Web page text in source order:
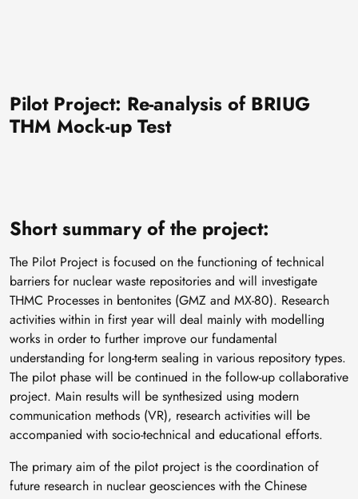
Pilot Project: Re-analysis of BRIUG
THM Mock-up Test
Short summary of the project:
The Pilot Project is focused on the functioning of technical
barriers for nuclear waste repositories and will investigate
THMC Processes in bentonites (GMZ and MX-80). Research
activities within in first year will deal mainly with modelling
works in order to further improve our fundamental
understanding for long-term sealing in various repository types.
The pilot phase will be continued in the follow-up collaborative
project. Main results will be synthesized using modern
communication methods (VR), research activities will be
accompanied with socio-technical and educational efforts.
The primary aim of the pilot project is the coordination of
future research in nuclear geosciences with the Chinese